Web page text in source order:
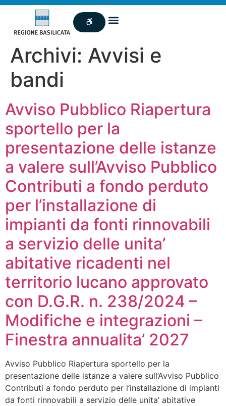
Archivi: Avvisi e
bandi
Avviso Pubblico Riapertura
sportello per la
presentazione delle istanze
a valere sull’Avviso Pubblico
Contributi a fondo perduto
per l’installazione di
impianti da fonti rinnovabili
a servizio delle unita’
abitative ricadenti nel
territorio lucano approvato
con D.G.R. n. 238/2024 –
Modifiche e integrazioni –
Finestra annualita’ 2027
Avviso Pubblico Riapertura sportello per la
presentazione delle istanze a valere sull’Avviso Pubblico
Contributi a fondo perduto per l’installazione di impianti
da fonti rinnovabili a servizio delle unita’ abitative